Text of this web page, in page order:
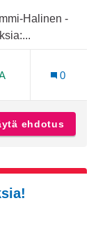
Halinen -
0
ehdotus